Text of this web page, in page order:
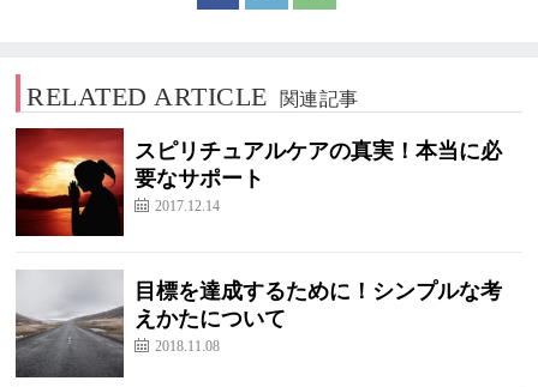
RELATED ARTICLE 関連記事
スピリチュアルケアの真実！本当に必
要なサポート
2017.12.14
目標を達成するために！シンプルな考
えかたについて
2018.11.08